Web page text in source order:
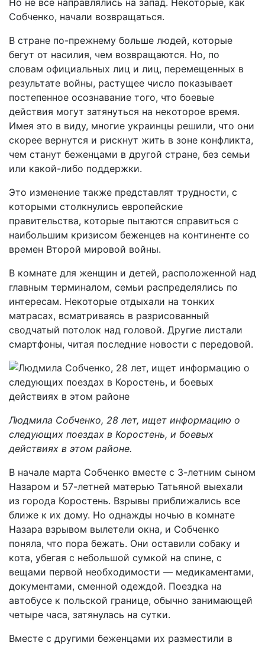
Но не все направлялись на запад. Некоторые, как
Собченко, начали возвращаться.
В стране по-прежнему больше людей, которые
бегут от насилия, чем возвращаются. Но, по
словам официальных лиц и лиц, перемещенных в
результате войны, растущее число показывает
постепенное осознавание того, что боевые
действия могут затянуться на некоторое время.
Имея это в виду, многие украинцы решили, что они
скорее вернутся и рискнут жить в зоне конфликта,
чем станут беженцами в другой стране, без семьи
или какой-либо поддержки.
Это изменение также представлят трудности, с
которыми столкнулись европейские
правительства, которые пытаются справиться с
наибольшим кризисом беженцев на континенте со
времен Второй мировой войны.
В комнате для женщин и детей, расположенной над
главным терминалом, семьи распределялись по
интересам. Некоторые отдыхали на тонких
матрасах, всматриваясь в разрисованный
сводчатый потолок над головой. Другие листали
смартфоны, читая последние новости с передовой.
Людмила Собченко, 28 лет, ищет информацию о
следующих поездах в Коростень, и боевых
действиях в этом районе.
В начале марта Собченко вместе с 3-летним сыном
Назаром и 57-летней матерью Татьяной выехали
из города Коростень. Взрывы приближались все
ближе к их дому. Но однажды ночью в комнате
Назара взрывом вылетели окна, и Собченко
поняла, что пора бежать. Они оставили собаку и
кота, убегая с небольшой сумкой на спине, с
вещами первой необходимости — медикаментами,
документами, сменной одеждой. Поездка на
автобусе к польской границе, обычно занимающей
четыре часа, затянулась на сутки.
Вместе с другими беженцами их разместили в